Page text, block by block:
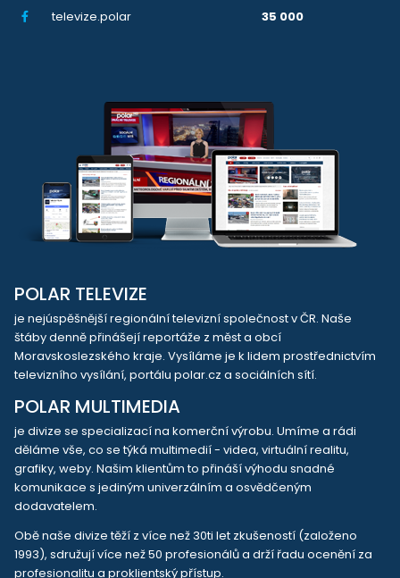
televize.polar
35 000
POLAR TELEVIZE
je nejúspěšnější regionální televizní společnost v ČR. Naše
štáby denně přinášejí reportáže z měst a obcí
Moravskoslezského kraje. Vysíláme je k lidem prostřednictvím
televizního vysílání, portálu polar.cz a sociálních sítí.
POLAR MULTIMEDIA
je divize se specializací na komerční výrobu. Umíme a rádi
děláme vše, co se týká multimedií - videa, virtuální realitu,
grafiky, weby. Našim klientům to přináší výhodu snadné
komunikace s jediným univerzálním a osvědčeným
dodavatelem.
Obě naše divize těží z více než 30ti let zkušeností (založeno
1993), sdružují více než 50 profesionálů a drží řadu ocenění za
profesionalitu a proklientský přístup.